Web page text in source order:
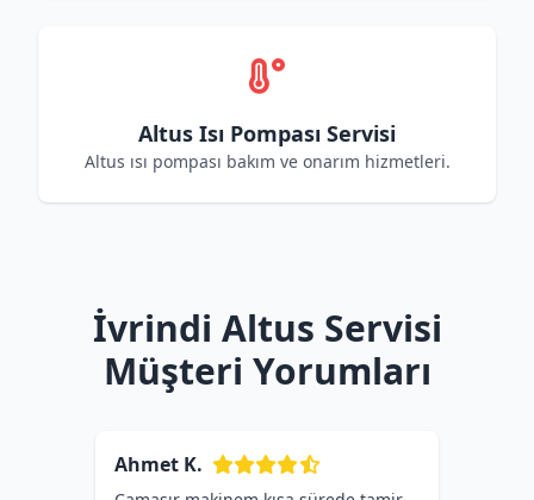
Altus Isı Pompası Servisi
Altus ısı pompası bakım ve onarım hizmetleri.
İvrindi Altus Servisi
Müşteri Yorumları
Ahmet K.